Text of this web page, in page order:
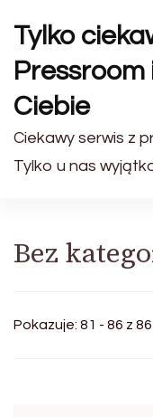
Tylko
Pressroom
Ciebie
Ciekawy serwis z
Tylko u nas
Bez
Pokazuje: 81 - 86 z